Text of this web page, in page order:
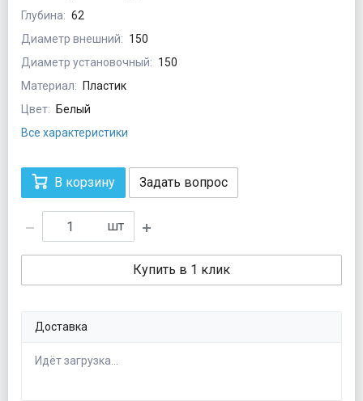
Глубина: 62
Диаметр внешний: 150
Диаметр установочный: 150
Материал:
Пластик
Цвет:
Белый
Все характеристики
В корзину Задать вопрос
шт
Купить в 1 клик
Доставка
Идёт загрузка...